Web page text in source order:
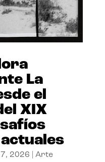
La
el
XIX
2026 Arte